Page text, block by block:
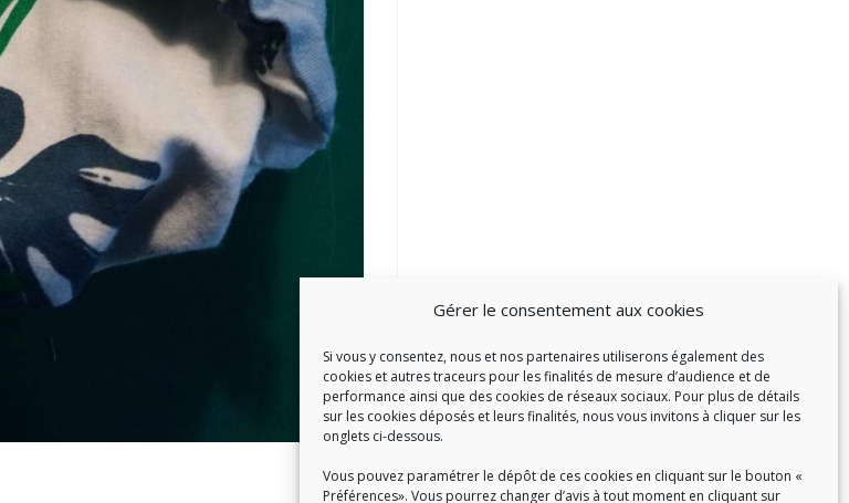
Gérer le consentement aux cookies
Si vous y consentez, nous et nos partenaires utiliserons également des
cookies et autres traceurs pour les finalités de mesure d’audience et de
performance ainsi que des cookies de réseaux sociaux. Pour plus de détails
sur les cookies déposés et leurs finalités, nous vous invitons à cliquer sur les
onglets ci-dessous.
Vous pouvez paramétrer le dépôt de ces cookies en cliquant sur le bouton «
Préférences». Vous pourrez changer d’avis à tout moment en cliquant sur